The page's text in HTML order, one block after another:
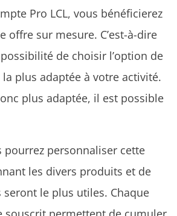
Pro LCL, vous bénéficierez
offre sur mesure. C’est-à-dire
de choisir l’option de
plus adaptée à votre activité.
plus adaptée, il est possible
pourrez personnaliser cette
les divers produits et de
seront le plus utiles. Chaque